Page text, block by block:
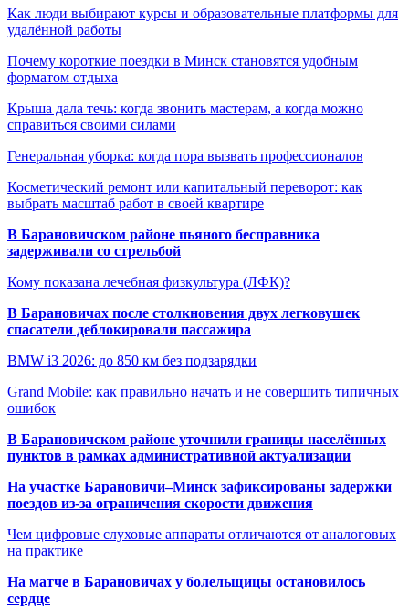
Как люди выбирают курсы и образовательные платформы для
удалённой работы
Почему короткие поездки в Минск становятся удобным
форматом отдыха
Крыша дала течь: когда звонить мастерам, а когда можно
справиться своими силами
Генеральная уборка: когда пора вызвать профессионалов
Косметический ремонт или капитальный переворот: как
выбрать масштаб работ в своей квартире
В Барановичском районе пьяного бесправника
задерживали со стрельбой
Кому показана лечебная физкультура (ЛФК)?
В Барановичах после столкновения двух легковушек
спасатели деблокировали пассажира
BMW i3 2026: до 850 км без подзарядки
Grand Mobile: как правильно начать и не совершить типичных
ошибок
В Барановичском районе уточнили границы населённых
пунктов в рамках административной актуализации
На участке Барановичи–Минск зафиксированы задержки
поездов из-за ограничения скорости движения
Чем цифровые слуховые аппараты отличаются от аналоговых
на практике
На матче в Барановичах у болельщицы остановилось
сердце